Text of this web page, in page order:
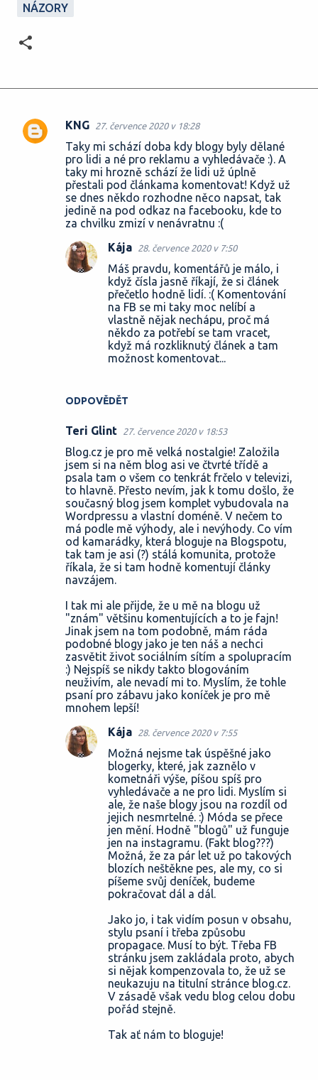
NÁZORY
K
KNG 27. července 2020 v 18:28
Taky mi schází doba kdy blogy byly dělané
pro lidi a né pro reklamu a vyhledávače :). A
taky mi hrozně schází že lidi už úplně
přestali pod článkama komentovat! Když už
se dnes někdo rozhodne něco napsat, tak
jedině na pod odkaz na facebooku, kde to
za chvilku zmizí v nenávratnu :(
ODPOVĚDĚT
Kája 28. července 2020 v 7:50
Máš pravdu, komentářů je málo, i
když čísla jasně říkají, že si článek
přečetlo hodně lidí. :( Komentování
na FB se mi taky moc nelíbí a
vlastně nějak nechápu, proč má
někdo za potřebí se tam vracet,
když má rozkliknutý článek a tam
možnost komentovat...
Teri Glint 27. července 2020 v 18:53
Blog.cz je pro mě velká nostalgie! Založila
jsem si na něm blog asi ve čtvrté třídě a
psala tam o všem co tenkrát frčelo v televizi,
to hlavně. Přesto nevím, jak k tomu došlo, že
současný blog jsem komplet vybudovala na
Wordpressu a vlastní doméně. V nečem to
má podle mě výhody, ale i nevýhody. Co vím
od kamarádky, která bloguje na Blogspotu,
tak tam je asi (?) stálá komunita, protože
říkala, že si tam hodně komentují články
navzájem.
I tak mi ale přijde, že u mě na blogu už
"znám" většinu komentujících a to je fajn!
Jinak jsem na tom podobně, mám ráda
podobné blogy jako je ten náš a nechci
zasvětit život sociálním sítím a spolupracím
:) Nejspíš se nikdy takto blogováním
neuživím, ale nevadí mi to. Myslím, že tohle
psaní pro zábavu jako koníček je pro mě
mnohem lepší!
Kája
28. července 2020 v 7:55
Možná nejsme tak úspěšné jako
blogerky, které, jak zaznělo v
kometnáři výše, píšou spíš pro
vyhledávače a ne pro lidi. Myslím si
ale, že naše blogy jsou na rozdíl od
jejich nesmrtelné. :) Móda se přece
jen mění. Hodně "blogů" už funguje
jen na instagramu. (Fakt blog???)
Možná, že za pár let už po takových
blozích neštěkne pes, ale my, co si
píšeme svůj deníček, budeme
pokračovat dál a dál.
Jako jo, i tak vidím posun v obsahu,
stylu psaní i třeba způsobu
propagace. Musí to být. Třeba FB
stránku jsem zakládala proto, abych
si nějak kompenzovala to, že už se
neukazuju na titulní stránce blog.cz.
V zásadě však vedu blog celou dobu
pořád stejně.
Tak ať nám to bloguje!